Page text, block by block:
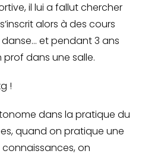
il lui a fallut chercher
alors à des cours
et pendant 3 ans
dans une salle.
!
dans la pratique du
quand on pratique une
on